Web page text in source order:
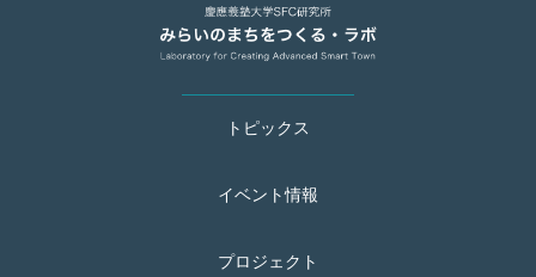
トピックス
イベント情報
プロジェクト